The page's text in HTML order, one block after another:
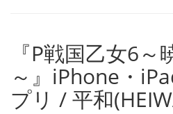
『P戦国乙女6
～』iPhone・
プリ / 平和